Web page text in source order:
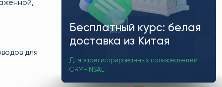
для
недоступен
Встроенный мессенджер в CRM: чат, файлы,
статусы и история — всё внутри кабинета.
Бесплатный курс: белая
доставка из Китая
Для зарегистрированных пользователей
CRM-INSAL